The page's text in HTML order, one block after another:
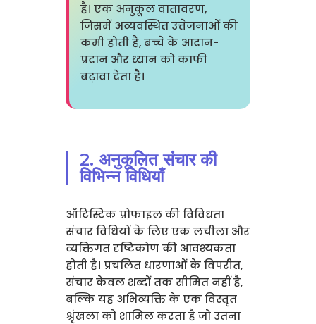
है। एक अनुकूल वातावरण,
जिसमें अव्यवस्थित उत्तेजनाओं की
कमी होती है, बच्चे के आदान-
प्रदान और ध्यान को काफी
बढ़ावा देता है।
2. अनुकूलित संचार की
विभिन्न विधियाँ
ऑटिस्टिक प्रोफाइल की विविधता
संचार विधियों के लिए एक लचीला और
व्यक्तिगत दृष्टिकोण की आवश्यकता
होती है। प्रचलित धारणाओं के विपरीत,
संचार केवल शब्दों तक सीमित नहीं है,
बल्कि यह अभिव्यक्ति के एक विस्तृत
श्रृंखला को शामिल करता है जो उतना